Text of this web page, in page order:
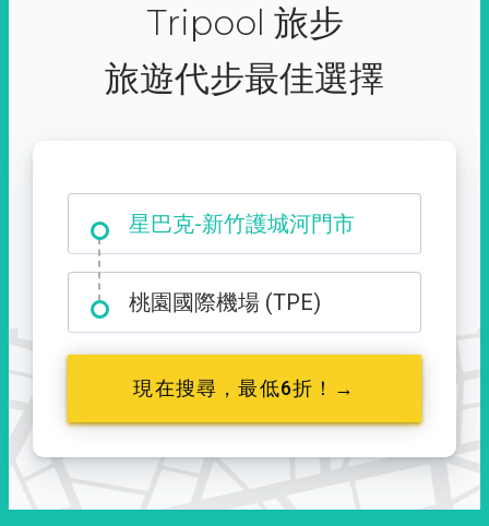
Tripool 旅步
旅遊代步最佳選擇
大霸尖山登山口
桃園國際機場 (TPE)
現在搜尋，最低6折！→